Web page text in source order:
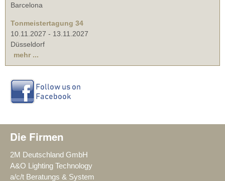
Barcelona
Tonmeistertagung 34
10.11.2027 - 13.11.2027
Düsseldorf
mehr ...
Die Firmen
2M Deutschland GmbH
A&O Lighting Technology
a/c/t Beratungs & System